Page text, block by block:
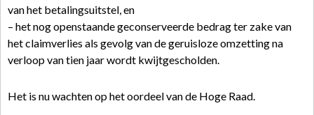
van het betalingsuitstel, en
– het nog openstaande geconserveerde bedrag ter zake van
het claimverlies als gevolg van de geruisloze omzetting na
verloop van tien jaar wordt kwijtgescholden.
Het is nu wachten op het oordeel van de Hoge Raad.